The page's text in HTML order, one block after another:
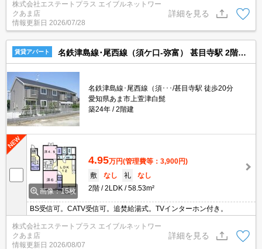
株式会社エステートプラス エイブルネットワー
クあま店
情報更新日 2026/07/28
詳細を見る
賃貸アパート 名鉄津島線･尾西線（須ケ口-弥富） 甚目寺駅 2階建 築24年
名鉄津島線･尾西線（須･･･/甚目寺駅 徒歩20分
愛知県あま市上萱津白髭
築24年
2階建
画像：15枚
4.95万円(管理費等：3,900円)
敷
なし 礼
なし
2階
2LDK 58.53m²
BS受信可。CATV受信可。追焚給湯式。TVインターホン付き。
株式会社エステートプラス エイブルネットワー
クあま店
情報更新日 2026/08/07
詳細を見る